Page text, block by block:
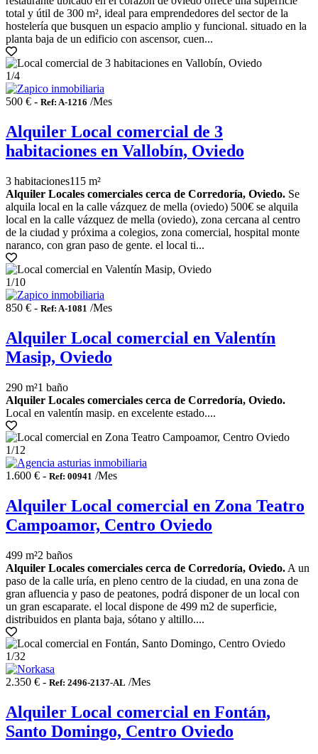
total y útil de 300 m², ideal para emprendedores del sector de la
hostelería que busquen un espacio amplio y funcional. situado en la
planta baja de un edificio con ascensor, cuen...
1/4
500 € - Ref: A-1216 /Mes
Alquiler Local comercial de 3
habitaciones en Vallobín, Oviedo
3 habitaciones115 m²
Alquiler Locales comerciales cerca de Corredoría, Oviedo. Se
alquila local en la calle vázquez de mella (oviedo) 500€ se alquila
local en la calle vázquez de mella (oviedo), zona cercana al centro
de la ciudad y próxima a colegios, zona comercial, hospital monte
naranco, con gran paso de gente. el local ti...
1/10
850 € - Ref: A-1081 /Mes
Alquiler Local comercial en Valentín
Masip, Oviedo
290 m²1 baño
Alquiler Locales comerciales cerca de Corredoría, Oviedo.
Local en valentín masip. en excelente estado....
1/12
1.600 € - Ref: 00941 /Mes
Alquiler Local comercial en Zona Teatro
Campoamor, Centro Oviedo
499 m²2 baños
Alquiler Locales comerciales cerca de Corredoría, Oviedo. A un
paso de la calle uría, en pleno centro de la ciudad, en una zona de
gran afluencia y paso de peatones, podrá disponer de un local con
un gran escaparate. el local dispone de 499 m2 de superficie,
distribuidos en planta baja, sótano y altillo....
1/32
2.350 € - Ref: 2496-2137-AL /Mes
Alquiler Local comercial en Fontán,
Santo Domingo, Centro Oviedo